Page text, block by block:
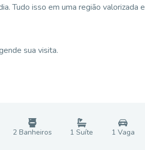
Tudo isso em uma região valorizada e
sua visita.
2Banheiros 1 Suíte 1 Vaga